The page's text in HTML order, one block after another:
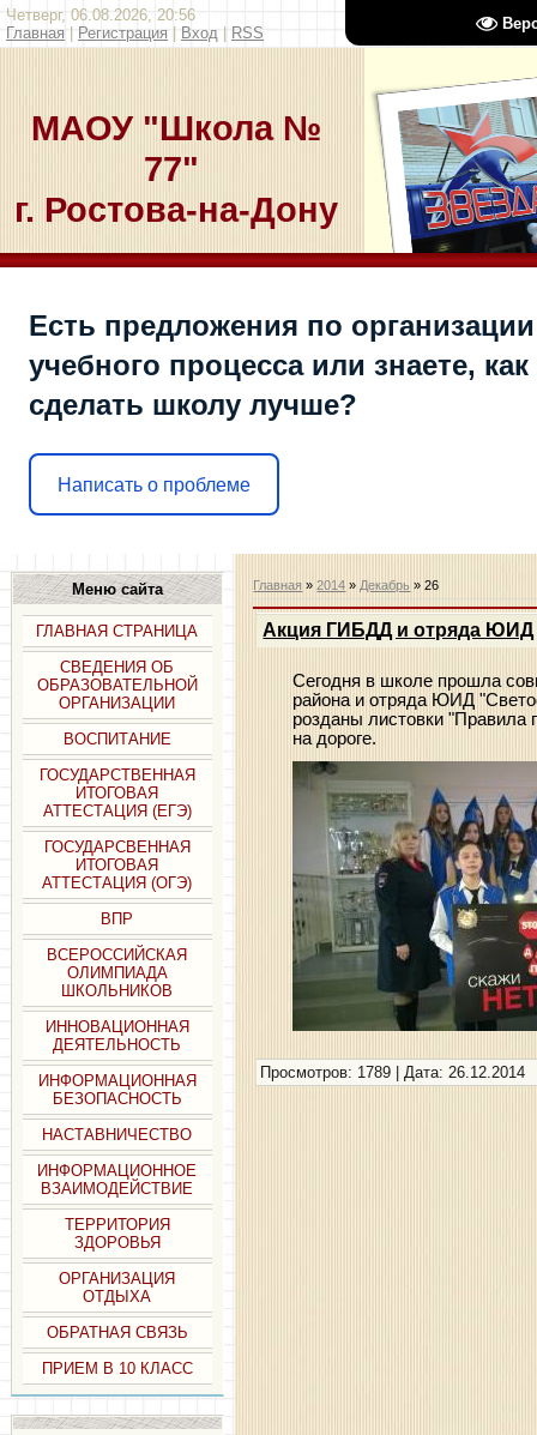
Четверг, 06.08.2026, 20:56
Главная
Регистрация Вход RSS
МАОУ "Школа №
77"
г. Ростова-на-Дону
Есть предложения по организации
учебного процесса или знаете, как
сделать школу лучше?
Написать о проблеме
Меню сайта
ГЛАВНАЯ СТРАНИЦА
СВЕДЕНИЯ ОБ
ОБРАЗОВАТЕЛЬНОЙ
ОРГАНИЗАЦИИ
ВОСПИТАНИЕ
ГОСУДАРСТВЕННАЯ
ИТОГОВАЯ
АТТЕСТАЦИЯ (ЕГЭ)
ГОСУДАРСВЕННАЯ
ИТОГОВАЯ
АТТЕСТАЦИЯ (ОГЭ)
ВПР
ВСЕРОССИЙСКАЯ
ОЛИМПИАДА
ШКОЛЬНИКОВ
ИННОВАЦИОННАЯ
ДЕЯТЕЛЬНОСТЬ
ИНФОРМАЦИОННАЯ
БЕЗОПАСНОСТЬ
НАСТАВНИЧЕСТВО
ИНФОРМАЦИОННОЕ
ВЗАИМОДЕЙСТВИЕ
ТЕРРИТОРИЯ
ЗДОРОВЬЯ
ОРГАНИЗАЦИЯ
ОТДЫХА
ОБРАТНАЯ СВЯЗЬ
ПРИЕМ В 10 КЛАСС
Главная »2014 » Декабрь » 26
Акция ГИБДД и отряда
Сегодня в школе прошла
района и отряда ЮИД
розданы листовки "Правила
на дороге.
Просмотров: 1789 | Дата: 26.12.2014